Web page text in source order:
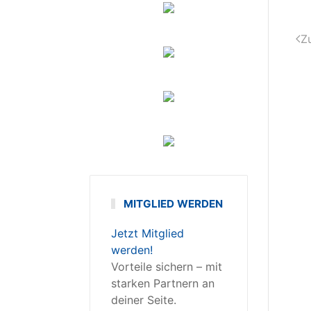
MITGLIED WERDEN
Jetzt Mitglied
werden!
Vorteile sichern – mit
starken Partnern an
deiner Seite.